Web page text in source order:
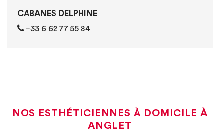
CABANES DELPHINE
‭+33 6 62 77 55 84‬
NOS ESTHÉTICIENNES À DOMICILE À
ANGLET